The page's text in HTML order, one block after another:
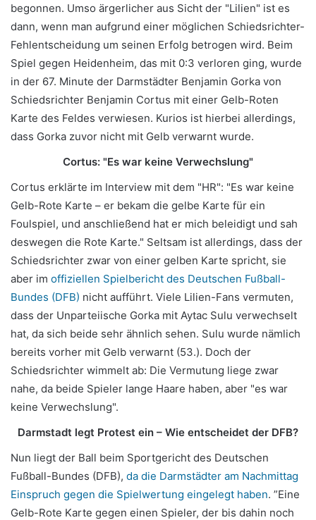
begonnen. Umso ärgerlicher aus Sicht der "Lilien" ist es
dann, wenn man aufgrund einer möglichen Schiedsrichter-
Fehlentscheidung um seinen Erfolg betrogen wird. Beim
Spiel gegen Heidenheim, das mit 0:3 verloren ging, wurde
in der 67. Minute der Darmstädter Benjamin Gorka von
Schiedsrichter Benjamin Cortus mit einer Gelb-Roten
Karte des Feldes verwiesen. Kurios ist hierbei allerdings,
dass Gorka zuvor nicht mit Gelb verwarnt wurde.
Cortus: "Es war keine Verwechslung"
Cortus erklärte im Interview mit dem "HR": "Es war keine
Gelb-Rote Karte – er bekam die gelbe Karte für ein
Foulspiel, und anschließend hat er mich beleidigt und sah
deswegen die Rote Karte." Seltsam ist allerdings, dass der
Schiedsrichter zwar von einer gelben Karte spricht, sie
aber im offiziellen Spielbericht des Deutschen Fußball-
Bundes (DFB) nicht aufführt. Viele Lilien-Fans vermuten,
dass der Unparteiische Gorka mit Aytac Sulu verwechselt
hat, da sich beide sehr ähnlich sehen. Sulu wurde nämlich
bereits vorher mit Gelb verwarnt (53.). Doch der
Schiedsrichter wimmelt ab: Die Vermutung liege zwar
nahe, da beide Spieler lange Haare haben, aber "es war
keine Verwechslung".
Darmstadt legt Protest ein – Wie entscheidet der DFB?
Nun liegt der Ball beim Sportgericht des Deutschen
Fußball-Bundes (DFB), da die Darmstädter am Nachmittag
Einspruch gegen die Spielwertung eingelegt haben. ”Eine
Gelb-Rote Karte gegen einen Spieler, der bis dahin noch